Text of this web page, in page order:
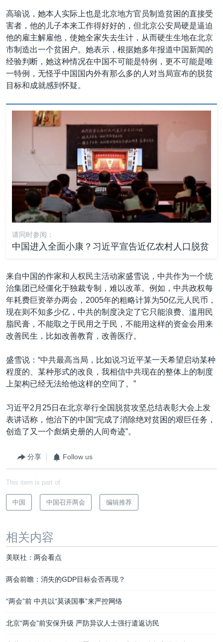
高瑜说，她本人实际上也是北京地方官员制造贫困的直接受
害者，他的儿子本来工作得好好的，但北京公安局硬是逼迫
他的雇主解雇他，使她全家失去生计，从而硬生生地在北京
市制造出一个贫困户。她表示，根据她多年报道中国新闻的
经验判断，她这种情况在中国不可能是特例，更不可能是唯
一特例，无怪乎中国国内外有那么多的人对当局宣布的脱贫
目标和成就感到怀疑。
请同时参阅：
中国进入全面小康？习近平宣告近亿农村人口脱贫
来自中国的作家和人权民主活动家盛雪说，中共作为一个统
治集团已经僵化于独裁专制，难以改革。例如，中共政权每
年耗费巨资举办两会，2005年的粗略计算为50亿元人民币，
现在则不知多少亿，中共的制度决定了它只能浪费、滥用民
脂民膏，不能取之于民用之于民，不能用这样的资金会用来
改善民生，比如改善教育，改善医疗。
盛雪说：“中共最高当局，比如说习近平某一天希望启动某种
程度的、某种形式的改良，我相信中共现在的整体上的制度
上架构已经无法给他这样的空间了。”
习近平2月25日在北京举行全国脱贫攻坚总结表彰大会上发
表讲话称，他治下的中国“完成了消除绝对贫困的艰巨任务，
创造了又一个彪炳史册的人间奇迹”。
分享 Follow us
This item is part of
中国 中国召开两会 编辑推荐
相关内容
美联社：两会看点
两会前瞻：消失的GDP目标会否再现？
“两会”前 中共以“莫谈国事”来严控网络
北京“两会”前安保升级 严防异议人士强行遣返访民